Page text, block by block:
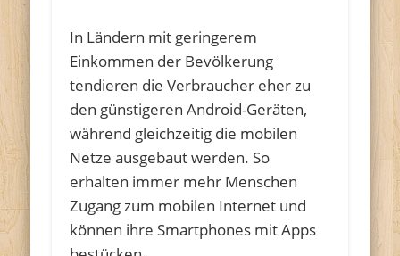
In Ländern mit geringerem
Einkommen der Bevölkerung
tendieren die Verbraucher eher zu
den günstigeren Android-Geräten,
während gleichzeitig die mobilen
Netze ausgebaut werden. So
erhalten immer mehr Menschen
Zugang zum mobilen Internet und
können ihre Smartphones mit Apps